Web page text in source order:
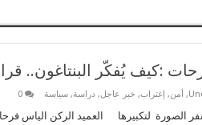
:كيف يُفكّر البنتاغون..
, أمن, إغتراب, خبر عاجل, دراسة, سياسة 0